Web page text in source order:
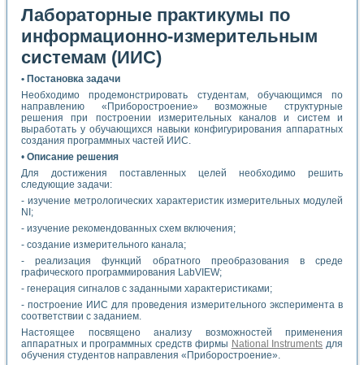
Лабораторные практикумы по
информационно-измерительным
системам (ИИС)
• Постановка задачи
Необходимо продемонстрировать студентам, обучающимся по
направлению «Приборостроение» возможные структурные
решения при построении измерительных каналов и систем и
выработать у обучающихся навыки конфигурирования аппаратных
создания программных частей ИИС.
• Описание решения
Для достижения поставленных целей необходимо решить
следующие задачи:
- изучение метрологических характеристик измерительных модулей
NI;
- изучение рекомендованных схем включения;
- создание измерительного канала;
- реализация функций обратного преобразования в среде
графического программирования LabVIEW;
- генерация сигналов с заданными характеристиками;
- построение ИИС для проведения измерительного эксперимента в
соответствии с заданием.
Настоящее посвящено анализу возможностей применения
аппаратных и программных средств фирмы National Instruments для
обучения студентов направления «Приборостроение».